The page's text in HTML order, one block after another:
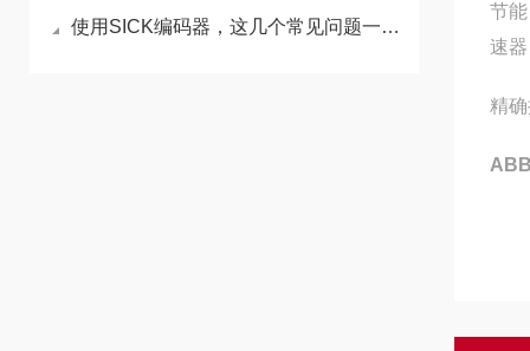
使用SICK编码器，这几个常见问题一定要知道
节
速
精